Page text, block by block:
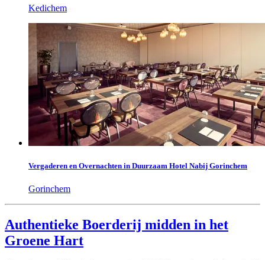
Kedichem
Vergaderen en Overnachten in Duurzaam Hotel Nabij Gorinchem
Gorinchem
Authentieke Boerderij midden in het
Groene Hart